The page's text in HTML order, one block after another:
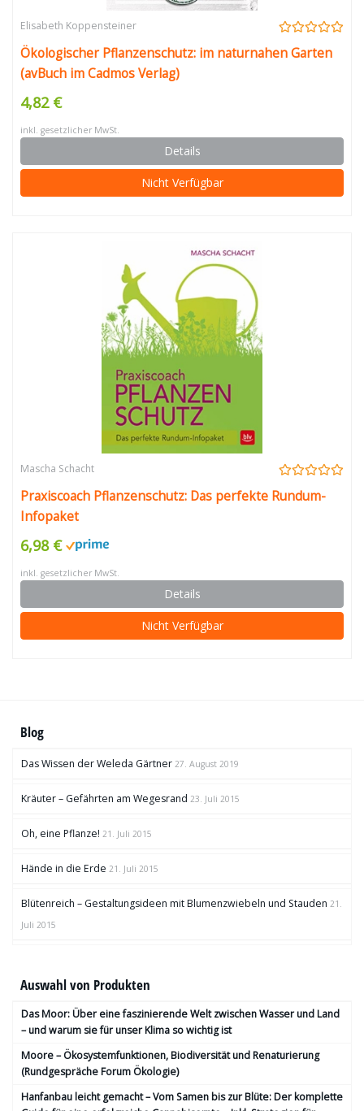
Elisabeth Koppensteiner
Ökologischer Pflanzenschutz: im naturnahen Garten
(avBuch im Cadmos Verlag)
4,82 €
inkl. gesetzlicher MwSt.
Details
Nicht Verfügbar
Mascha Schacht
Praxiscoach Pflanzenschutz: Das perfekte Rundum-
Infopaket
6,98 €
inkl. gesetzlicher MwSt.
Details
Nicht Verfügbar
Blog
Das Wissen der Weleda Gärtner 27. August 2019
Kräuter – Gefährten am Wegesrand 23. Juli 2015
Oh, eine Pflanze! 21. Juli 2015
Hände in die Erde 21. Juli 2015
Blütenreich – Gestaltungsideen mit Blumenzwiebeln und Stauden 21.
Juli 2015
Auswahl von Produkten
Das Moor: Über eine faszinierende Welt zwischen Wasser und Land
– und warum sie für unser Klima so wichtig ist
Moore – Ökosystemfunktionen, Bio­diversität und Renaturierung
(Rundgespräche Forum Ökologie)
Hanfanbau leicht gemacht – Vom Samen bis zur Blüte: Der komplette